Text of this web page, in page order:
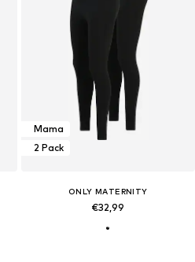
Mama
2 Pack
ONLY MATERNITY
€32,99